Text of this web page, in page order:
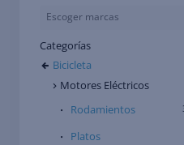
Escoger marcas
Categorías
Bicicleta
Motores Eléctricos
Rodamientos
Platos